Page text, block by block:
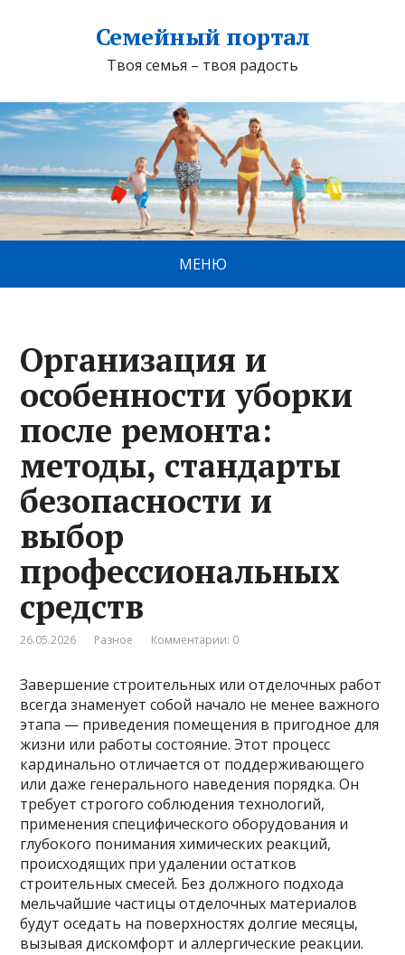
Семейный портал
Твоя семья – твоя радость
МЕНЮ
Организация и
особенности уборки
после ремонта:
методы, стандарты
безопасности и
выбор
профессиональных
средств
26.05.2026 Разное Комментарии: 0
Завершение строительных или отделочных работ
всегда знаменует собой начало не менее важного
этапа — приведения помещения в пригодное для
жизни или работы состояние. Этот процесс
кардинально отличается от поддерживающего
или даже генерального наведения порядка. Он
требует строгого соблюдения технологий,
применения специфического оборудования и
глубокого понимания химических реакций,
происходящих при удалении остатков
строительных смесей. Без должного подхода
мельчайшие частицы отделочных материалов
будут оседать на поверхностях долгие месяцы,
вызывая дискомфорт и аллергические реакции.